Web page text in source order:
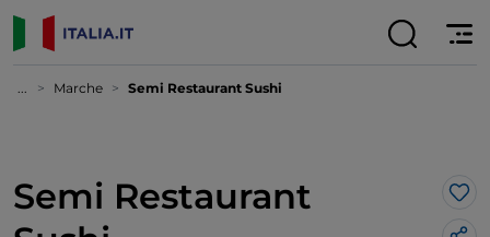
... Marche Semi Restaurant Sushi
Semi Restaurant